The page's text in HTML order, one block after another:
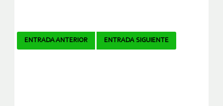
Navegador
ENTRADA ANTERIOR ENTRADA SIGUIENTE